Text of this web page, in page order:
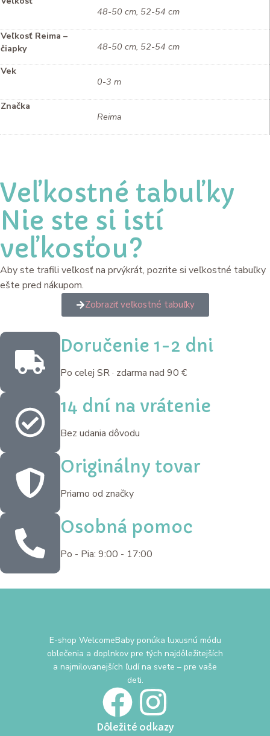
48-50 cm, 52-54 cm
Veľkosť Reima –
čiapky
48-50 cm, 52-54 cm
Vek
0-3 m
Značka
Reima
Veľkostné tabuľky
Nie ste si istí
veľkosťou?
Aby ste trafili veľkosť na prvýkrát, pozrite si veľkostné tabuľky
ešte pred nákupom.
Zobraziť veľkostné tabuľky
Doručenie 1-2 dni
Po celej SR · zdarma nad 90 €
14 dní na vrátenie
Bez udania dôvodu
Originálny tovar
Priamo od značky
Osobná pomoc
Po - Pia: 9:00 - 17:00
E-shop WelcomeBaby ponúka luxusnú módu
oblečenia a doplnkov pre tých najdôležitejších
a najmilovanejších ľudí na svete – pre vaše
deti.
Dôležité odkazy